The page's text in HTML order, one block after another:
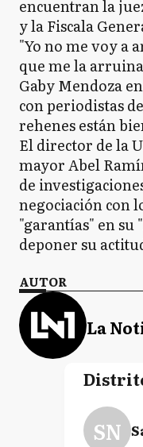
encuentran la
y la Fiscala
"Yo no me voy a
que me la
Gaby Mendoza
con periodistas
rehenes están
El director de la
mayor Abel
de
negociación con
"garantías" en su
deponer su
AUTOR
La
SN